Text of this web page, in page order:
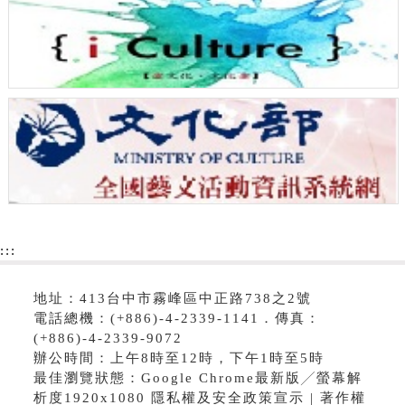
:::
地址：413台中市霧峰區中正路738之2號
電話總機：(+886)-4-2339-1141．傳真：
(+886)-4-2339-9072
辦公時間：上午8時至12時，下午1時至5時
最佳瀏覽狀態：Google Chrome最新版╱螢幕解
析度1920x1080 隱私權及安全政策宣示 | 著作權